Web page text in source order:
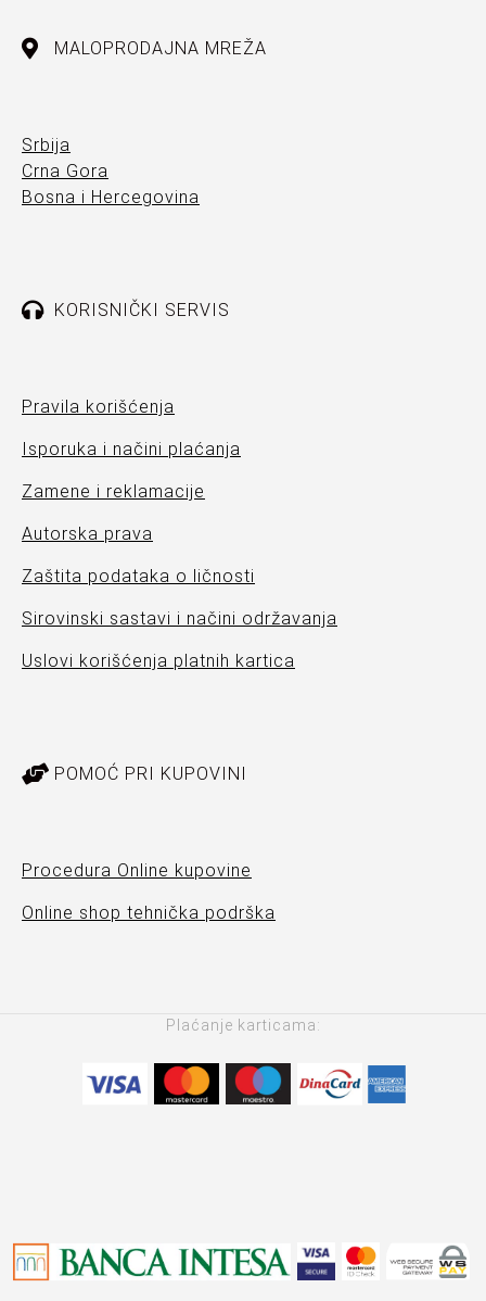
MALOPRODAJNA MREŽA
Srbija
Crna Gora
Bosna i Hercegovina
KORISNIČKI SERVIS
Pravila korišćenja
Isporuka i načini plaćanja
Zamene i reklamacije
Autorska prava
Zaštita podataka o ličnosti
Sirovinski sastavi i načini održavanja
Uslovi korišćenja platnih kartica
POMOĆ PRI KUPOVINI
Procedura Online kupovine
Online shop tehnička podrška
Plaćanje karticama: